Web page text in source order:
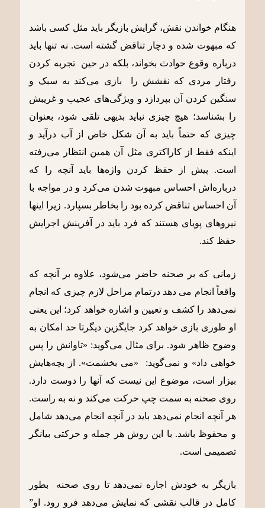
هنگام خواندن نقش، گرایش بازیگر باید مثل کسی باشد
که مبهوت شده و دچار تناقض گشته است. نه تنها باید
درباره وقوع حوادث بخواند، بلکه در حین تجربه کردن
رفتار مردی که نقشش را بازی می‌کند به سبک و
سنگین کردن آن بپردازد و ویژگی‌های عجیب و غریبش
را بشناسد؛ هیچ چیزی نباید بدیهی تلقی شود، بعنوان
چیزی که حتماً باید به آن شکل خاص از آب درآید و
اینکه فقط از کاراکتری مثل آن همین انتظار می‌رفته
است. پیش از حفظ کردن واژه‌ها باید آنچه را که
درباره‌اش احساس مبهوت شدن می‌کرد و در مواجه با
آن احساس تناقض کرده بود را بخاطر بسپارد. زیرا اینها
نیروهای پویای هستند که فرد باید در آفرینش اجرایش
حفظ کند.
زمانی که بر صحنه حاضر می‌شود، علاوه بر آنچه که
واقعاً انجام می دهد درتمام مراحل لازم چیزی که انجام
نمی‌دهد را کشف و تعیین و اشاره خواهد کرد؛ این یعنی
او طوری بازی خواهد کرد جایگزین دیگرتا حد امکان به
وضوح ظاهر شود. برای مثال می‌گوید: «تاوانش را پس
خواهی داد» و نمی‌گوید: «می بخشمت». از بچه‌هایش
بیزار است، موضوع این نیست که آنها را دوست دارد.
روی صحنه به سمت چپ حرکت می‌کند و نه به راست.
هر آنچه انجام نمی‌دهد باید در آنچه انجام می‌دهد شامل
و محفوظ باشد. با این روش هر جمله و حرکتی بیانگر
تصمیمی است.
بازیگر به خودش اجازه نمی‌دهد تا روی صحنه بطور
کامل در قالب نقشی که نمایش می‌دهد فرو رود. او”